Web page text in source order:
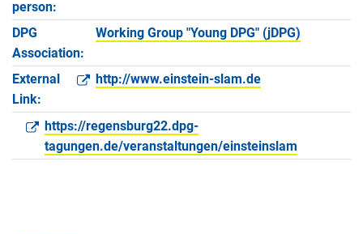
person:
DPG
Association:
Working Group "Young DPG" (jDPG)
External
Link:
http://www.einstein-slam.de
https://regensburg22.dpg-
tagungen.de/veranstaltungen/einsteinslam